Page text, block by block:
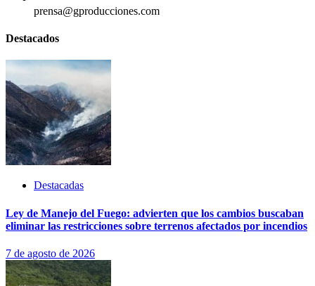
prensa@gproducciones.com
Destacados
Destacadas
Ley de Manejo del Fuego: advierten que los cambios buscaban
eliminar las restricciones sobre terrenos afectados por incendios
7 de agosto de 2026